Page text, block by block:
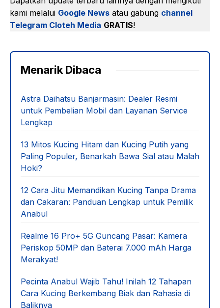
kami melalui Google News atau gabung channel
Telegram Cloteh Media GRATIS!
Menarik Dibaca
Astra Daihatsu Banjarmasin: Dealer Resmi
untuk Pembelian Mobil dan Layanan Service
Lengkap
13 Mitos Kucing Hitam dan Kucing Putih yang
Paling Populer, Benarkah Bawa Sial atau Malah
Hoki?
12 Cara Jitu Memandikan Kucing Tanpa Drama
dan Cakaran: Panduan Lengkap untuk Pemilik
Anabul
Realme 16 Pro+ 5G Guncang Pasar: Kamera
Periskop 50MP dan Baterai 7.000 mAh Harga
Merakyat!
Pecinta Anabul Wajib Tahu! Inilah 12 Tahapan
Cara Kucing Berkembang Biak dan Rahasia di
Baliknya